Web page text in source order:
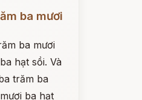
ba mươi
ba mươi
hạt sồi. Và
trăm ba
ba hạt